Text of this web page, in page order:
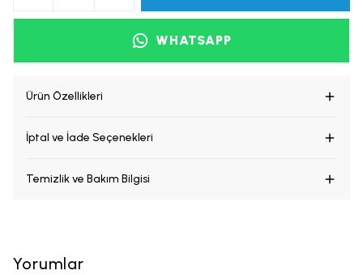
WHATSAPP
Ürün Özellikleri
İptal ve İade Seçenekleri
Temizlik ve Bakım Bilgisi
Yorumlar